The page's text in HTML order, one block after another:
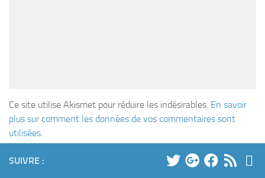
Ce site utilise Akismet pour réduire les indésirables. En savoir
plus sur comment les données de vos commentaires sont
utilisées.
SUIVRE :